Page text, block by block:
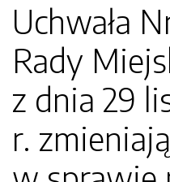
Uchwała
Rady
z dnia 29
r.